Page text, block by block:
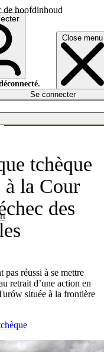
de hoofdinhoud
Close menu
Se connecter
tchèque
à la Cour
des
réussi à se mettre
retrait d’une action en
située à la frontière